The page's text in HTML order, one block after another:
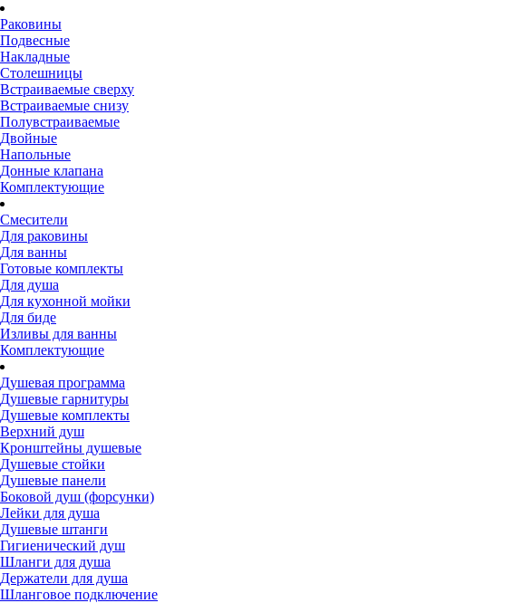
Раковины
Подвесные
Накладные
Столешницы
Встраиваемые сверху
Встраиваемые снизу
Полувстраиваемые
Двойные
Напольные
Донные клапана
Комплектующие
Смесители
Для раковины
Для ванны
Готовые комплекты
Для душа
Для кухонной мойки
Для биде
Изливы для ванны
Комплектующие
Душевая программа
Душевые гарнитуры
Душевые комплекты
Верхний душ
Кронштейны душевые
Душевые стойки
Душевые панели
Боковой душ (форсунки)
Лейки для душа
Душевые штанги
Гигиенический душ
Шланги для душа
Держатели для душа
Шланговое подключение